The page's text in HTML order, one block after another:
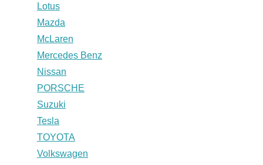
Lotus
Mazda
McLaren
Mercedes Benz
Nissan
PORSCHE
Suzuki
Tesla
TOYOTA
Volkswagen